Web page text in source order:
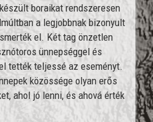
boraikat rendszeresen
a legjobbnak bizonyult
el. Két tag önzetlen
ünnepséggel és
tették teljessé az eseményt.
közössége olyan erős
ahol jó lenni, és ahová érték